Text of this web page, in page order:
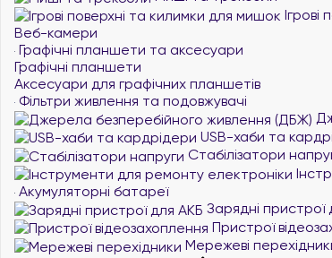
Веб-камери
Графічні планшети та аксесуари
Графічні планшети
Аксесуари для графічних планшетів
Фільтри живлення та подовжувачі
USB-хаби та
Стабілізатори
Акумуляторні батареї
Зарядні пристрої
Пристрої
Мережеві